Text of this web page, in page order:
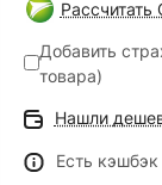
Добавить
товара)
Нашли
Есть кэшбэк